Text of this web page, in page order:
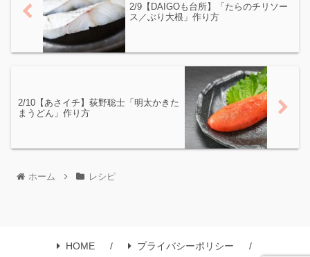
2/9【DAIGOも台所】「たらのチリソー
ス／ぶり大根」作り方
2/10【あさイチ】荻野聡士「明太かきた
まうどん」作り方
ホーム レシピ
HOME プライバシーポリシー